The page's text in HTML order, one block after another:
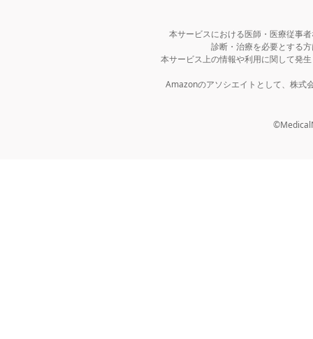
本サービスにおける医師・医療従事
診断・治療を必要とする
本サービス上の情報や利用に関して発
Amazonのアソシエイトとして、株式